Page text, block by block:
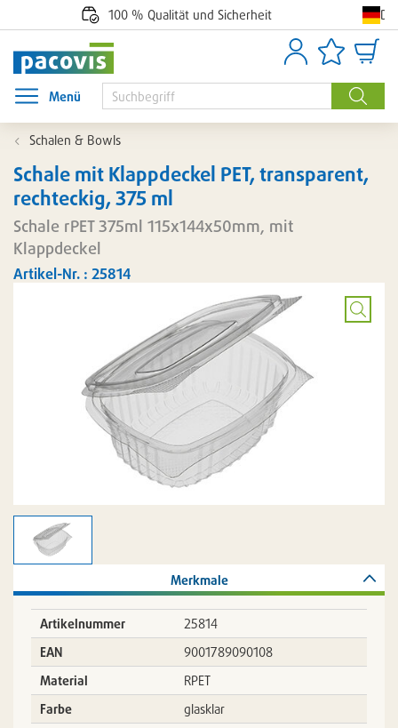
100 % Qualität und Sicherheit
Suche
AnmeldenArtikellisten
Menü
Menü öffnen
Schalen & Bowls
Schale mit Klappdeckel PET, transparent,
rechteckig, 375 ml
Schale rPET 375ml 115x144x50mm, mit
Klappdeckel
Artikel-Nr. : 25814
Bild
Merkmale
Artikelnummer
25814
EAN
9001789090108
Material
RPET
Farbe
glasklar